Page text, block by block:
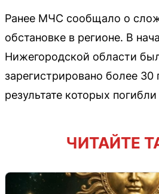
Ранее МЧС сообщало о
обстановке в регионе. В
Нижегородской области
зарегистрировано более 30
результате которых
ЧИТАЙТЕ